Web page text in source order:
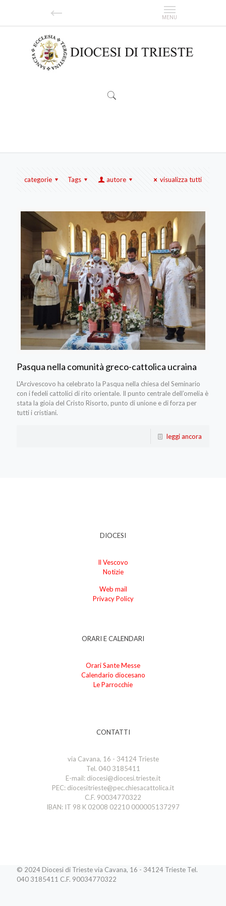
categorie Tags autore visualizza tutti
Pasqua nella comunità greco-cattolica ucraina
L'Arcivescovo ha celebrato la Pasqua nella chiesa del Seminario
con i fedeli cattolici di rito orientale. Il punto centrale dell’omelia è
stata la gioia del Cristo Risorto, punto di unione e di forza per
tutti i cristiani.
leggi ancora
DIOCESI
Il Vescovo
Notizie
Web mail
Privacy Policy
ORARI E CALENDARI
Orari Sante Messe
Calendario diocesano
Le Parrocchie
CONTATTI
via Cavana, 16 - 34124 Trieste
Tel. 040 3185411
E-mail: diocesi@diocesi.trieste.it
PEC: diocesitrieste@pec.chiesacattolica.it
C.F. 90034770322
IBAN: IT 98 K 02008 02210 000005137297
© 2024 Diocesi di Trieste via Cavana, 16 - 34124 Trieste Tel.
040 3185411 C.F. 90034770322